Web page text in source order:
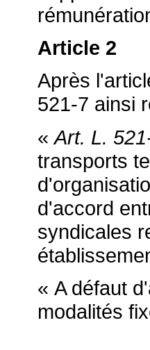
Article 2
Après
521-7 ainsi
« Art. L.
transports
d'accord
syndicales
« A défaut
modalités